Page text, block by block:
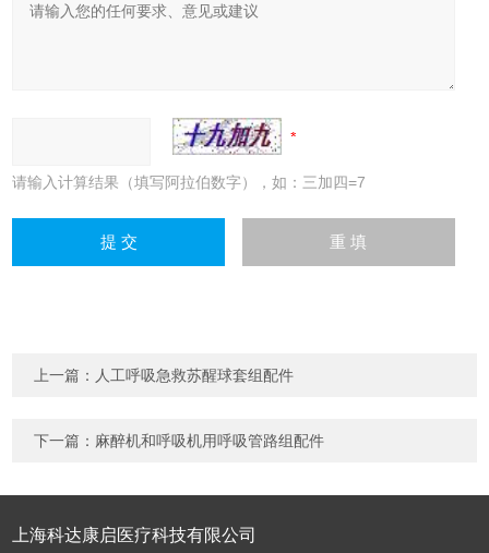
请输入计算结果（填写阿拉伯数字），如：三加四=7
上一篇： 人工呼吸急救苏醒球套组配件
下一篇： 麻醉机和呼吸机用呼吸管路组配件
上海科达康启医疗科技有限公司